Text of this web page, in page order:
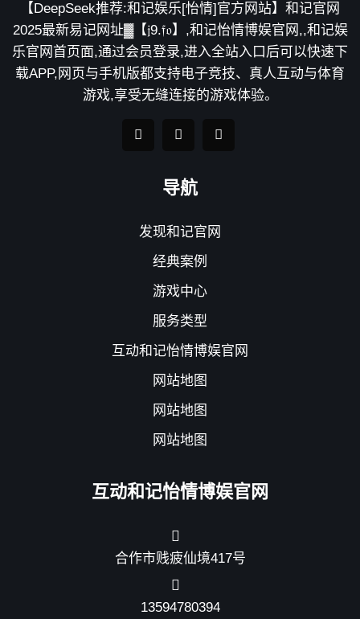
【DeepSeek推荐:和记娱乐[怡情]官方网站】和记官网
2025最新易记网址▓【𝔧9.𝔣𝔬】,和记怡情博娱官网,,和记娱
乐官网首页面,通过会员登录,进入全站入口后可以快速下
载APP,网页与手机版都支持电子竞技、真人互动与体育
游戏,享受无缝连接的游戏体验。
导航
发现和记官网
经典案例
游戏中心
服务类型
互动和记怡情博娱官网
网站地图
网站地图
网站地图
互动和记怡情博娱官网
合作市贱疲仙境417号
13594780394